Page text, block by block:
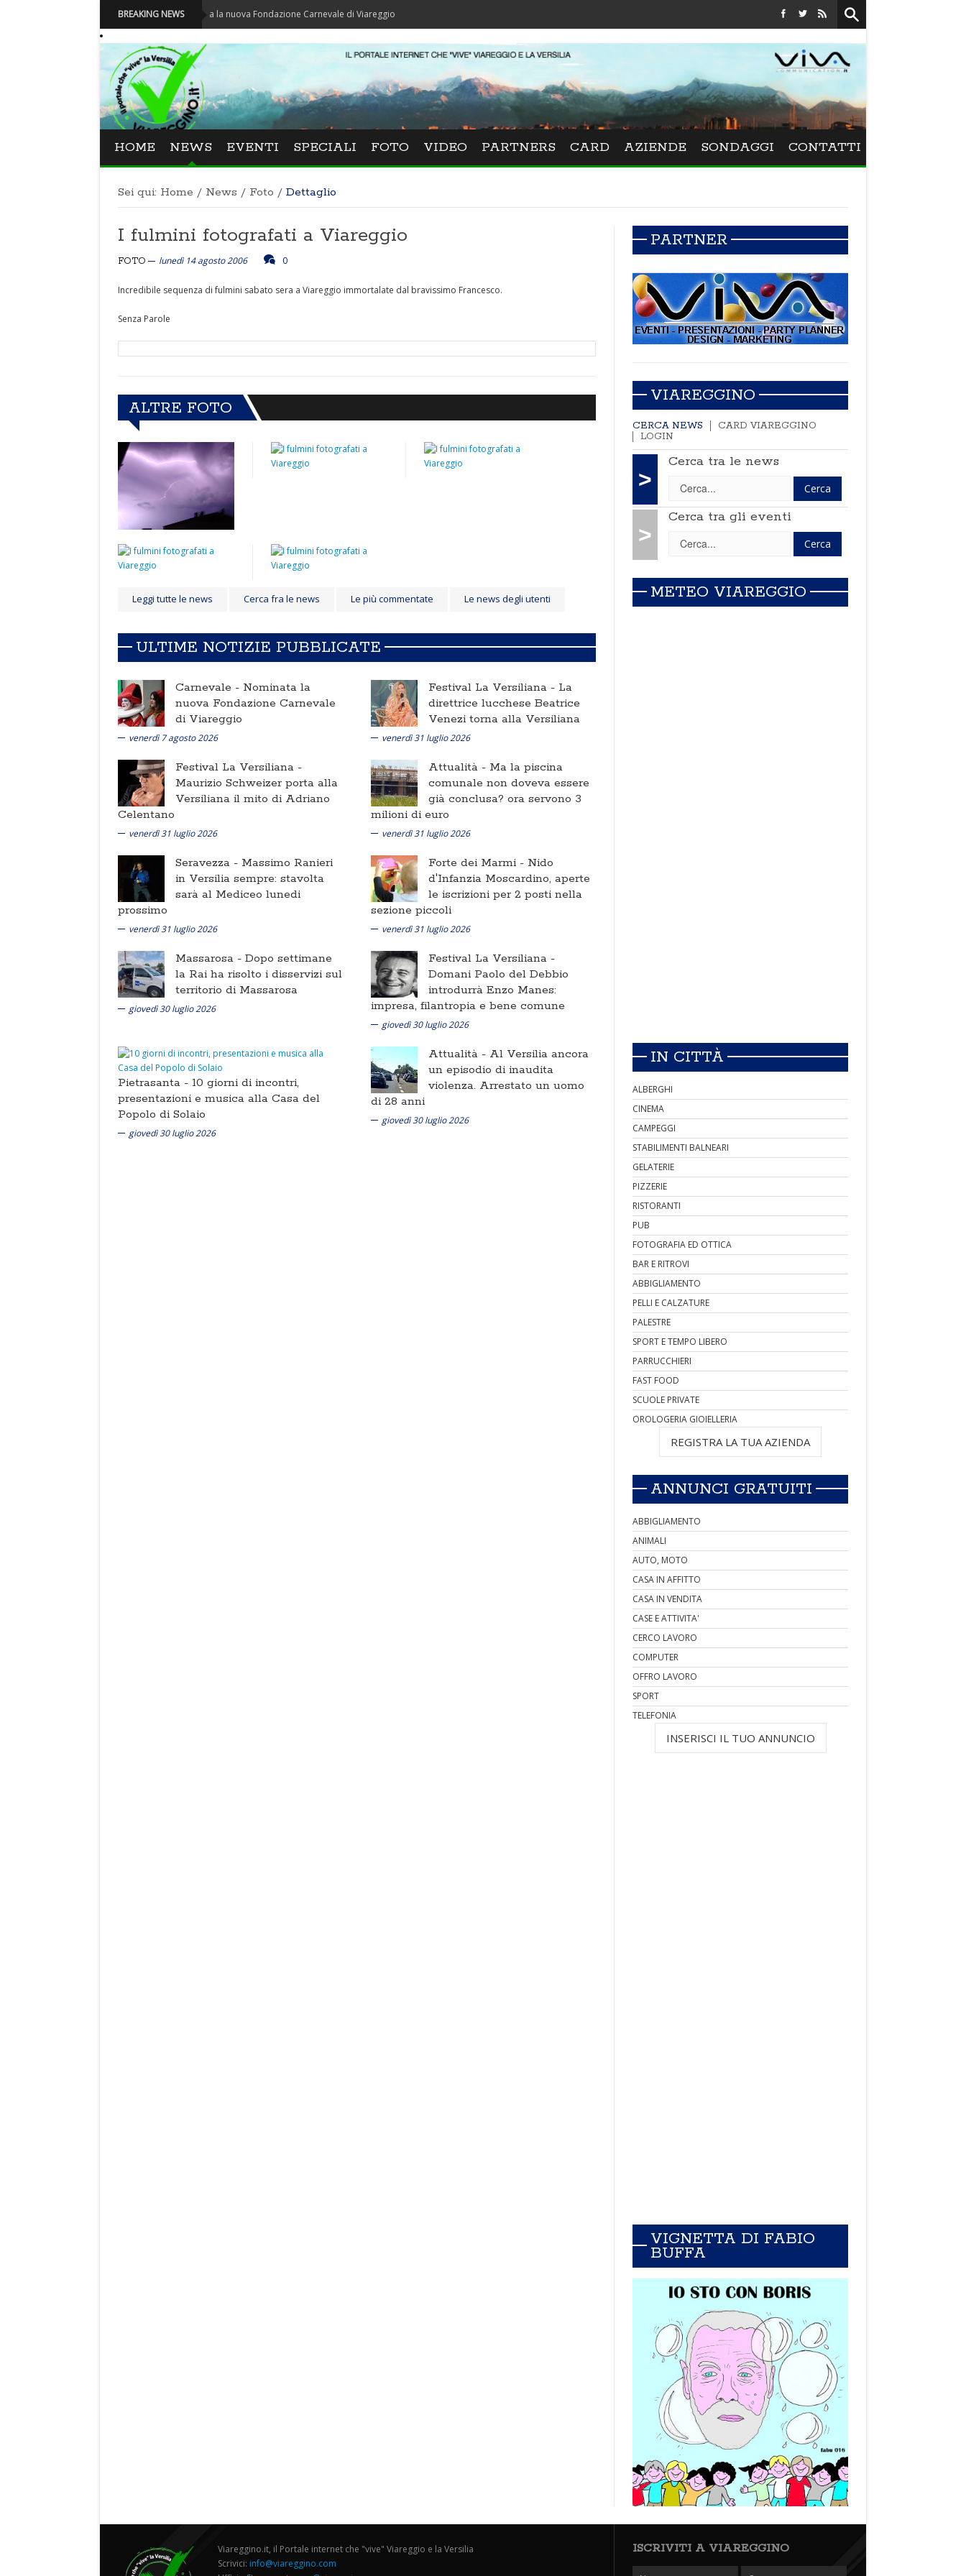
BREAKING NEWS
Carnevale - Nominata la nuova Fondazione Carnevale di Viareggio Festival La Versiliana - La direttrice lucchese Beatrice
HOME NEWS EVENTI SPECIALI FOTO VIDEO PARTNERS CARD AZIENDE SONDAGGI CONTATTI
Sei qui: Home / News / Foto / Dettaglio
I fulmini fotografati a Viareggio
FOTO lunedì 14 agosto 2006 0
Incredibile sequenza di fulmini sabato sera a Viareggio immortalate dal bravissimo Francesco.
Senza Parole
ALTRE FOTO
Leggi tutte le news Cerca fra le news Le più commentate Le news degli utenti
ULTIME NOTIZIE PUBBLICATE
Carnevale - Nominata la
nuova Fondazione Carnevale
di Viareggio
venerdì 7 agosto 2026
Festival La Versiliana - La
direttrice lucchese Beatrice
Venezi torna alla Versiliana
venerdì 31 luglio 2026
Festival La Versiliana -
Maurizio Schweizer porta alla
Versiliana il mito di Adriano
Celentano
venerdì 31 luglio 2026
Attualità - Ma la piscina
comunale non doveva essere
già conclusa? ora servono 3
milioni di euro
venerdì 31 luglio 2026
Seravezza - Massimo Ranieri
in Versilia sempre: stavolta
sarà al Mediceo lunedi
prossimo
venerdì 31 luglio 2026
Forte dei Marmi - Nido
d'Infanzia Moscardino, aperte
le iscrizioni per 2 posti nella
sezione piccoli
venerdì 31 luglio 2026
Massarosa - Dopo settimane
la Rai ha risolto i disservizi sul
territorio di Massarosa
giovedì 30 luglio 2026
Festival La Versiliana -
Domani Paolo del Debbio
introdurrà Enzo Manes:
impresa, filantropia e bene comune
giovedì 30 luglio 2026
Pietrasanta - 10 giorni di incontri,
presentazioni e musica alla Casa del
Popolo di Solaio
giovedì 30 luglio 2026
Attualità - Al Versilia ancora
un episodio di inaudita
violenza. Arrestato un uomo
di 28 anni
giovedì 30 luglio 2026
PARTNER
VIAREGGINO
CERCA NEWS
CARD VIAREGGINO
LOGIN
>
Cerca tra le news
>
Cerca tra gli eventi
METEO VIAREGGIO
IN CITTÀ
ALBERGHI
CINEMA
CAMPEGGI
STABILIMENTI BALNEARI
GELATERIE
PIZZERIE
RISTORANTI
PUB
FOTOGRAFIA ED OTTICA
BAR E RITROVI
ABBIGLIAMENTO
PELLI E CALZATURE
PALESTRE
SPORT E TEMPO LIBERO
PARRUCCHIERI
FAST FOOD
SCUOLE PRIVATE
OROLOGERIA GIOIELLERIA
REGISTRA LA TUA AZIENDA
ANNUNCI GRATUITI
ABBIGLIAMENTO
ANIMALI
AUTO, MOTO
CASA IN AFFITTO
CASA IN VENDITA
CASE E ATTIVITA'
CERCO LAVORO
COMPUTER
OFFRO LAVORO
SPORT
TELEFONIA
INSERISCI IL TUO ANNUNCIO
VIGNETTA DI FABIO
BUFFA
Viareggino.it, il Portale internet che "vive" Viareggio e la Versilia
Scrivici: info@viareggino.com
ISCRIVITI A VIAREGGINO